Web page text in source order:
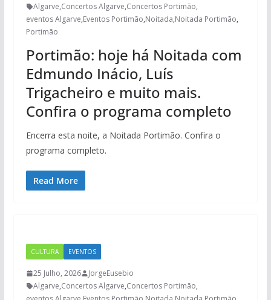
Algarve,Concertos Algarve,Concertos Portimão,
eventos Algarve,Eventos Portimão,Noitada,Noitada Portimão,
Portimão
Portimão: hoje há Noitada com
Edmundo Inácio, Luís
Trigacheiro e muito mais.
Confira o programa completo
Encerra esta noite, a Noitada Portimão. Confira o
programa completo.
Read More
CULTURA EVENTOS
25 Julho, 2026
JorgeEusebio
Algarve,Concertos Algarve,Concertos Portimão,